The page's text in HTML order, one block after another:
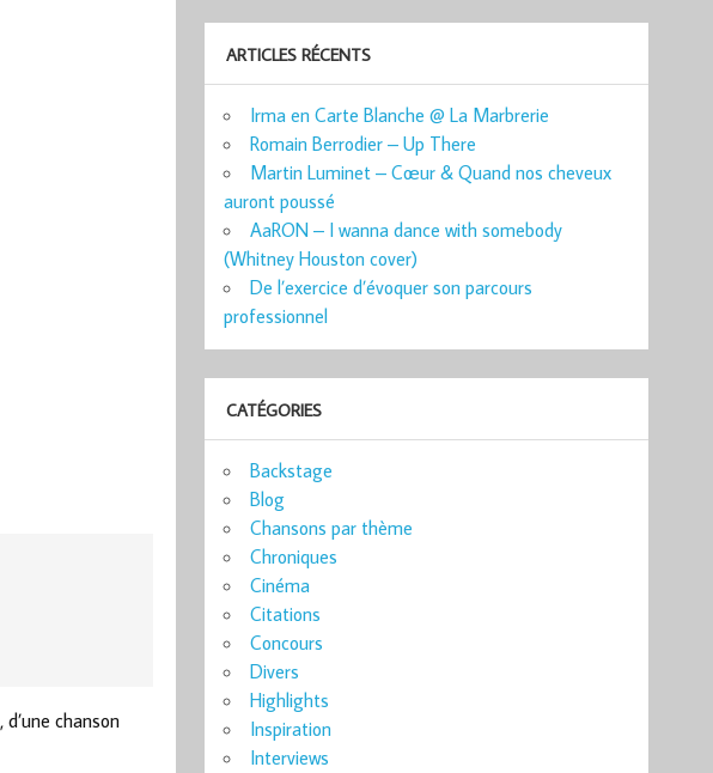
, d’une chanson
ARTICLES RÉCENTS
Irma en Carte Blanche @ La Marbrerie
Romain Berrodier – Up There
Martin Luminet – Cœur & Quand nos cheveux
auront poussé
AaRON – I wanna dance with somebody
(Whitney Houston cover)
De l’exercice d’évoquer son parcours
professionnel
CATÉGORIES
Backstage
Blog
Chansons par thème
Chroniques
Cinéma
Citations
Concours
Divers
Highlights
Inspiration
Interviews